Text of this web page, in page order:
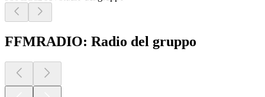
FFMRADIO: Radio del gruppo